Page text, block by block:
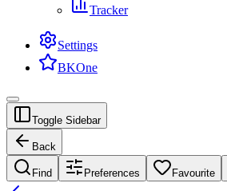
Tracker
Settings
BKOne
Toggle Sidebar
Back
Find Preferences Favourite